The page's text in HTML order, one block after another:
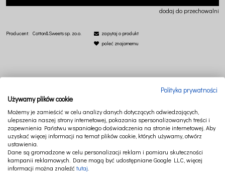
dodaj do przechowalni
Producent: Cotton&Sweets sp. zo.o.
zapytaj o produkt
poleć znajomemu
OPIS
Urocza pościel dla dorosłych wykonana z bawełny satynowej.
Niezobowiązujący wzór idealnie pasuje do innych produktów Cotton & Sweets
oraz oczywiście kolekcji tej samej kolekcji.
Polityka prywatności
Używamy plików cookie
Możemy je zamieścić w celu analizy danych dotyczących odwiedzających,
ulepszenia naszej strony internetowej, pokazania spersonalizowanych treści i
zapewnienia Państwu wspaniałego doświadczenia na stronie internetowej. Aby
uzyskać więcej informacji na temat plików cookie, których używamy, otwórz
ustawienia.
Dane są gromadzone w celu personalizacji reklam i pomiaru skuteczności
kampanii reklamowych. Dane mogą być udostępniane Google LLC, więcej
informacji można znaleźć tutaj